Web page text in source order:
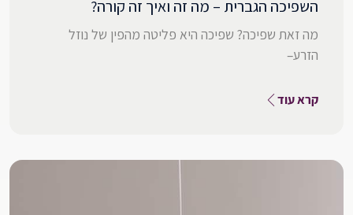
השפיכה הגברית – מה זה ואיך זה קורה?
מה זאת שפיכה? שפיכה היא פליטה מהפין של נוזל
הזרע–
קרא עוד